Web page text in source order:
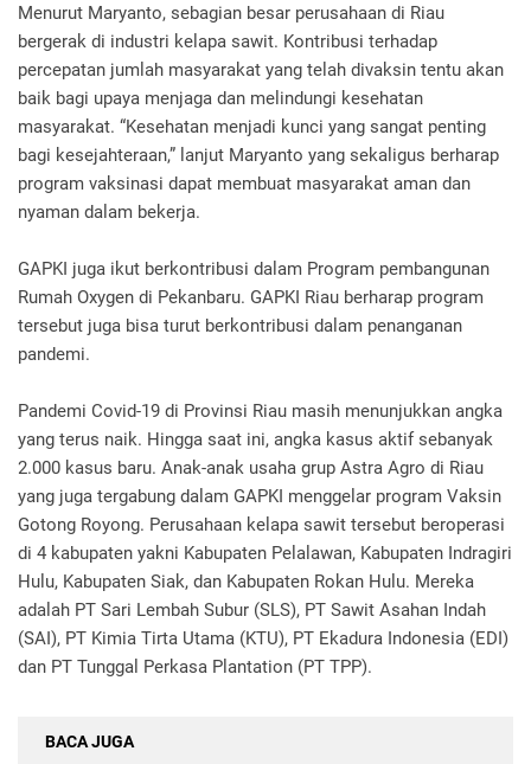
Menurut Maryanto, sebagian besar perusahaan di Riau
bergerak di industri kelapa sawit. Kontribusi terhadap
percepatan jumlah masyarakat yang telah divaksin tentu akan
baik bagi upaya menjaga dan melindungi kesehatan
masyarakat. “Kesehatan menjadi kunci yang sangat penting
bagi kesejahteraan,” lanjut Maryanto yang sekaligus berharap
program vaksinasi dapat membuat masyarakat aman dan
nyaman dalam bekerja.
GAPKI juga ikut berkontribusi dalam Program pembangunan
Rumah Oxygen di Pekanbaru. GAPKI Riau berharap program
tersebut juga bisa turut berkontribusi dalam penanganan
pandemi.
Pandemi Covid-19 di Provinsi Riau masih menunjukkan angka
yang terus naik. Hingga saat ini, angka kasus aktif sebanyak
2.000 kasus baru. Anak-anak usaha grup Astra Agro di Riau
yang juga tergabung dalam GAPKI menggelar program Vaksin
Gotong Royong. Perusahaan kelapa sawit tersebut beroperasi
di 4 kabupaten yakni Kabupaten Pelalawan, Kabupaten Indragiri
Hulu, Kabupaten Siak, dan Kabupaten Rokan Hulu. Mereka
adalah PT Sari Lembah Subur (SLS), PT Sawit Asahan Indah
(SAI), PT Kimia Tirta Utama (KTU), PT Ekadura Indonesia (EDI)
dan PT Tunggal Perkasa Plantation (PT TPP).
BACA JUGA